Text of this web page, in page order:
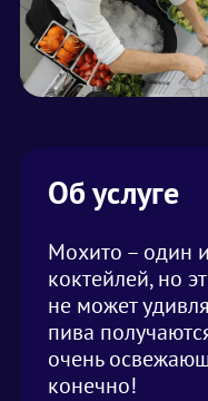
Об услуге
Мохито – один
коктейлей, но
не может
пива
очень
конечно!